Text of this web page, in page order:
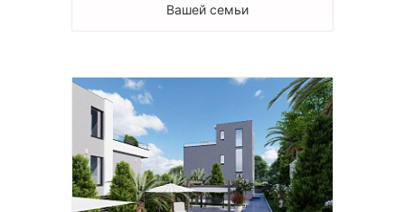
Вашей семьи